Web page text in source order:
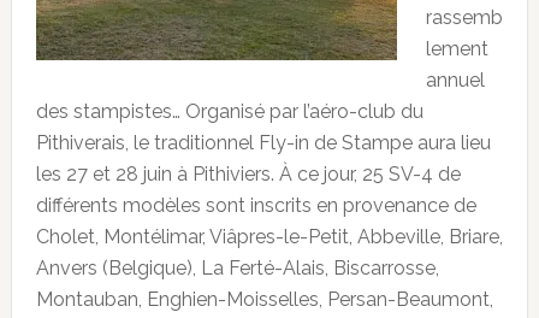
rassemb
lement
annuel
des stampistes… Organisé par l’aéro-club du
Pithiverais, le traditionnel Fly-in de Stampe aura lieu
les 27 et 28 juin à Pithiviers. À ce jour, 25 SV-4 de
différents modèles sont inscrits en provenance de
Cholet, Montélimar, Viâpres-le-Petit, Abbeville, Briare,
Anvers (Belgique), La Ferté-Alais, Biscarrosse,
Montauban, Enghien-Moisselles, Persan-Beaumont,